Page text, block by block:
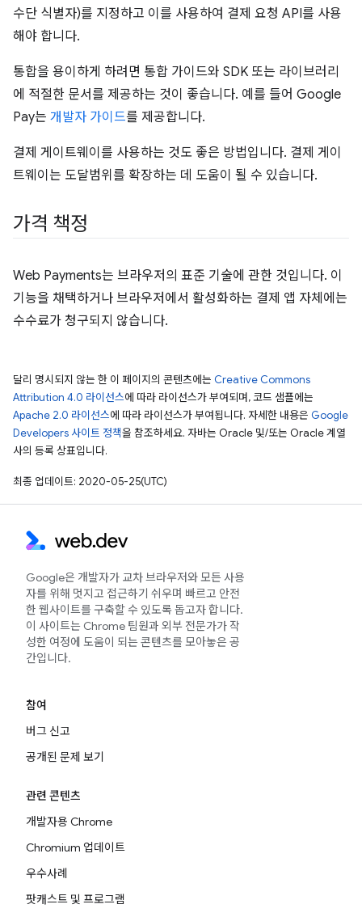
수단 식별자)를 지정하고 이를 사용하여 결제 요청 API를 사용
해야 합니다.
통합을 용이하게 하려면 통합 가이드와 SDK 또는 라이브러리
에 적절한 문서를 제공하는 것이 좋습니다. 예를 들어 Google
Pay는 개발자 가이드를 제공합니다.
결제 게이트웨이를 사용하는 것도 좋은 방법입니다. 결제 게이
트웨이는 도달범위를 확장하는 데 도움이 될 수 있습니다.
가격 책정
Web Payments는 브라우저의 표준 기술에 관한 것입니다. 이
기능을 채택하거나 브라우저에서 활성화하는 결제 앱 자체에는
수수료가 청구되지 않습니다.
달리 명시되지 않는 한 이 페이지의 콘텐츠에는 Creative Commons
Attribution 4.0 라이선스에 따라 라이선스가 부여되며, 코드 샘플에는
Apache 2.0 라이선스에 따라 라이선스가 부여됩니다. 자세한 내용은 Google
Developers 사이트 정책을 참조하세요. 자바는 Oracle 및/또는 Oracle 계열
사의 등록 상표입니다.
최종 업데이트: 2020-05-25(UTC)
Google은 개발자가 교차 브라우저와 모든 사용
자를 위해 멋지고 접근하기 쉬우며 빠르고 안전
한 웹사이트를 구축할 수 있도록 돕고자 합니다.
이 사이트는 Chrome 팀원과 외부 전문가가 작
성한 여정에 도움이 되는 콘텐츠를 모아놓은 공
간입니다.
참여
버그 신고
공개된 문제 보기
관련 콘텐츠
개발자용 Chrome
Chromium 업데이트
우수사례
팟캐스트 및 프로그램